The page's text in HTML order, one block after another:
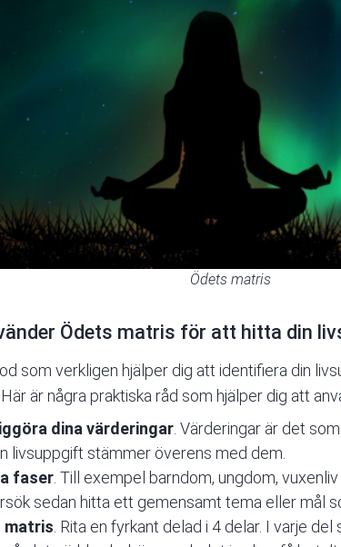
Ödets matris
Ödets matris för att hitta din
som verkligen hjälper dig att identifiera din
är några praktiska råd som hjälper dig att
dina värderingar . Värderingar är det
livsuppgift stämmer överens med dem.
faser . Till exempel barndom, ungdom,
sedan hitta ett gemensamt tema eller mål
matris . Rita en fyrkant delad i 4 delar. I varje